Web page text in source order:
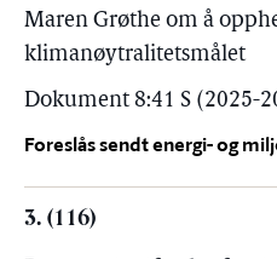
Maren Grøthe om å
klimanøytralitetsmålet
Dokument 8:41 S (2025-
Foreslås sendt energi- og
3. (116)